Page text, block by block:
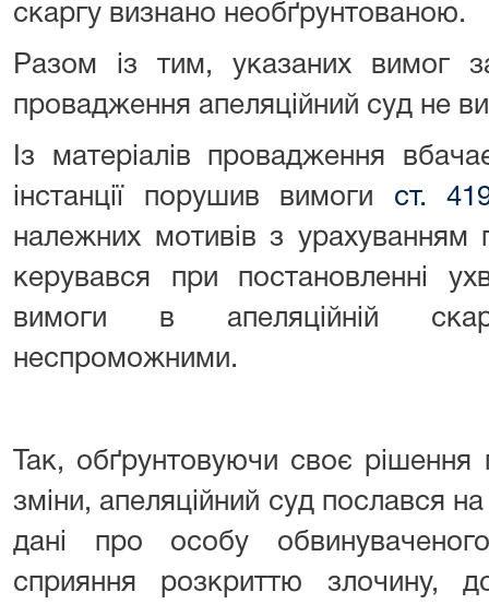
скаргу визнано необґрунтованою.
Разом із тим, указаних вимог
провадження апеляційний суд не
Із матеріалів провадження
інстанції порушив вимоги ст.
належних мотивів з урахуванням
керувався при постановленні
вимоги в апеляційній
неспроможними.
Так, обґрунтовуючи своє
зміни, апеляційний суд послався
дані про особу
сприяння розкриттю злочину,